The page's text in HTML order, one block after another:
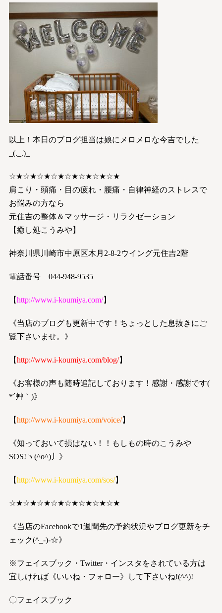
以上！本日のブログ担当は娘にメロメロな今吉でした
_(._.)_
☆★☆★☆★☆★☆★☆★☆★☆★
肩こり・頭痛・目の疲れ・腰痛・自律神経のストレスで
お悩みの方なら
元住吉の整体＆マッサージ・リラクゼーション
【癒し処こうみや】
神奈川県川崎市中原区木月2-8-2ウイング元住吉2階
電話番号 044-948-9535
【http://www.i-koumiya.com/】
《当店のブログも更新中です！ちょっとした息抜きにご
覧下さいませ。》
【http://www.i-koumiya.com/blog/】
《お客様の声も随時追記しております！感謝・感謝です(
*´艸｀)》
【http://www.i-koumiya.com/voice/】
《知っておいて損はない！！もしもの時のこうみや
SOS!ヽ(^o^)丿》
【http://www.i-koumiya.com/sos/】
☆★☆★☆★☆★☆★☆★☆★☆★
《当店のFacebookで1週間先の予約状況やブログ更新をチ
ェック(^_-)-☆》
※フェイスブック・Twitter・インスタをされている方は
宜しければ《いいね・フォロー》して下さいね!(^^)!
〇フェイスブック